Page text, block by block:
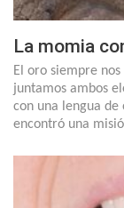
La momia
El oro siempre
juntamos ambos
con una lengua
encontró una